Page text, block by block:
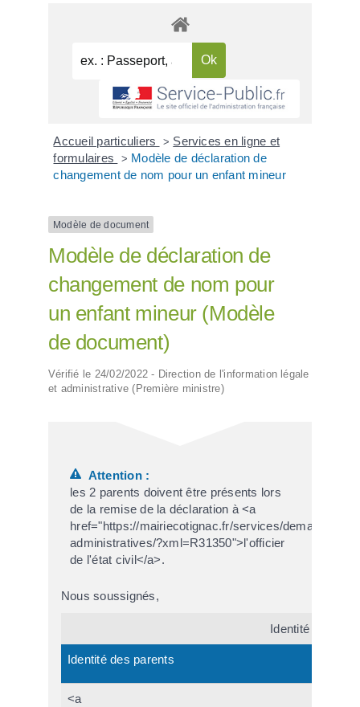
Accueil particuliers > Services en ligne et
formulaires
> Modèle de déclaration de
changement de nom pour un enfant mineur
Modèle de document
Modèle de déclaration de
changement de nom pour
un enfant mineur (Modèle
de document)
Vérifié le 24/02/2022 - Direction de l'information légale
et administrative (Première ministre)
Attention :
les 2 parents doivent être présents lors
de la remise de la déclaration à <a
href="https://mairiecotignac.fr/services/demarches-
administratives/?xml=R31350">l'officier
de l'état civil</a>.
Nous soussignés,
Identité des
Identité des parents
<a